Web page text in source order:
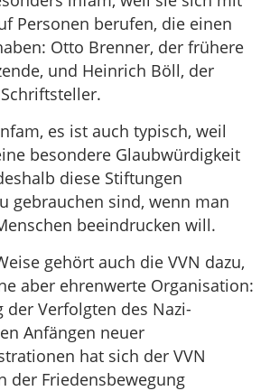
Personen berufen, die einen
Otto Brenner, der frühere
und Heinrich Böll, der
es ist auch typisch, weil
besondere Glaubwürdigkeit
diese Stiftungen
gebrauchen sind, wenn man
beeindrucken will.
gehört auch die VVN dazu,
aber ehrenwerte Organisation:
der Verfolgten des Nazi-
Anfängen neuer
hat sich der VVN
der Friedensbewegung